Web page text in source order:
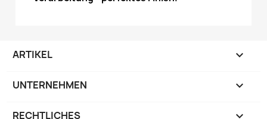
ARTIKEL 
UNTERNEHMEN 
RECHTLICHES 